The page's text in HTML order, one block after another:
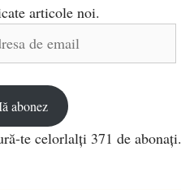
articole noi.
abonez
te celorlalți 371 de abonați.